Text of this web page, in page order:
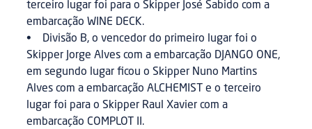
terceiro lugar foi para o Skipper José Sabido com a
embarcação WINE DECK.
• Divisão B, o vencedor do primeiro lugar foi o
Skipper Jorge Alves com a embarcação DJANGO ONE,
em segundo lugar ficou o Skipper Nuno Martins
Alves com a embarcação ALCHEMIST e o terceiro
lugar foi para o Skipper Raul Xavier com a
embarcação COMPLOT II.